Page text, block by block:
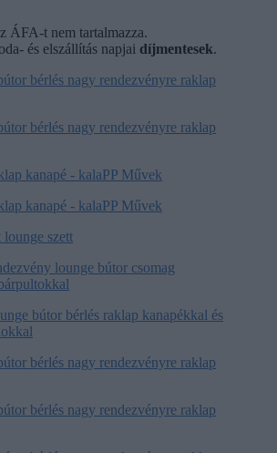
ÁFA-t nem tartalmazza.
és elszállítás napjai díjmentesek.